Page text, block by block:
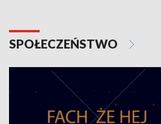
SPOŁECZEŃSTWO